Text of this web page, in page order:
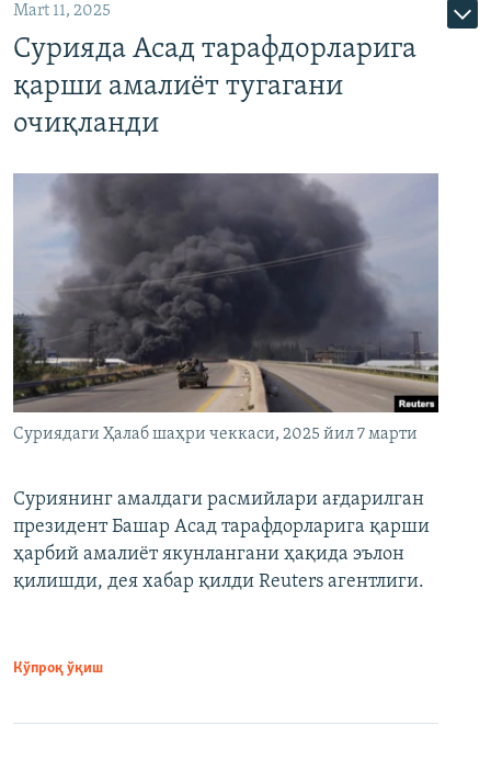
Mart 11, 2025
Сурияда Асад тарафдорларига
қарши амалиёт тугагани
очиқланди
Суриядаги Ҳалаб шаҳри чеккаси, 2025 йил 7 марти
Суриянинг амалдаги расмийлари ағдарилган
президент Башар Асад тарафдорларига қарши
ҳарбий амалиёт якунлангани ҳақида эълон
қилишди, дея хабар қилди Reuters агентлиги.
Кўпроқ ўқиш